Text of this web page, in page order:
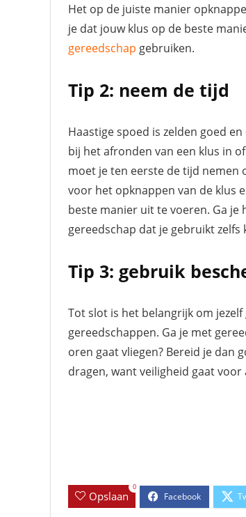
Het op de juiste manier
je dat jouw klus op de beste
gereedschap gebruiken.
Tip 2: neem de tijd
Haastige spoed is zelden goed
bij het afronden van een klus in
moet je ten eerste de tijd nemen
voor het opknappen van de klus
beste manier uit te voeren. Ga je
gereedschap dat je gebruikt
Tip 3: gebruik
Tot slot is het belangrijk om
gereedschappen. Ga je met
oren gaat vliegen? Bereid je dan
dragen, want veiligheid gaat voor
Opslaan
0